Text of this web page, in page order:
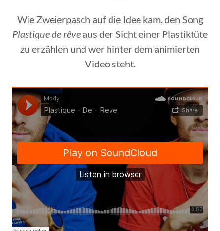
Wie Zweierpasch auf die Idee kam, den Song
Plastique de rêve aus der Sicht einer Plastiktüte
zu erzählen und wer hinter dem animierten
Video steht.